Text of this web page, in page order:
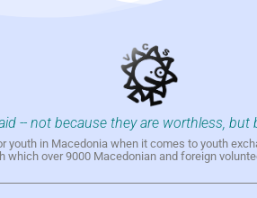
-- not because they are worthless, but
youth in Macedonia when it comes to youth
which over 9000 Macedonian and foreign